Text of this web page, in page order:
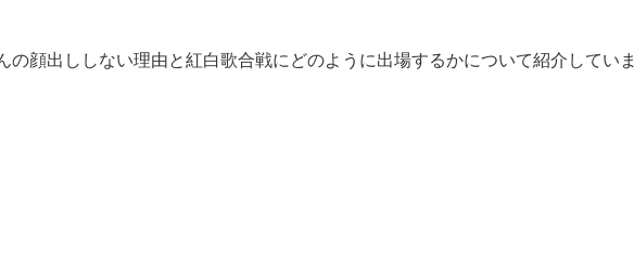
の顔出ししない理由と紅白歌合戦にどのように出場するかについて紹介していま